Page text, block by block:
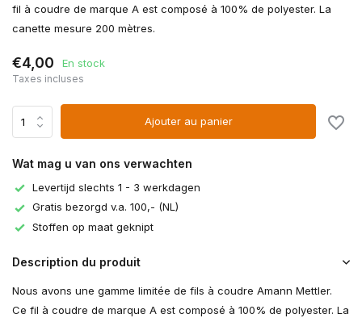
fil à coudre de marque A est composé à 100% de polyester. La
canette mesure 200 mètres.
€4,00 En stock
Taxes incluses
Ajouter au panier
Wat mag u van ons verwachten
Levertijd slechts 1 - 3 werkdagen
Gratis bezorgd v.a. 100,- (NL)
Stoffen op maat geknipt
Description du produit
Nous avons une gamme limitée de fils à coudre Amann Mettler.
Ce fil à coudre de marque A est composé à 100% de polyester. La